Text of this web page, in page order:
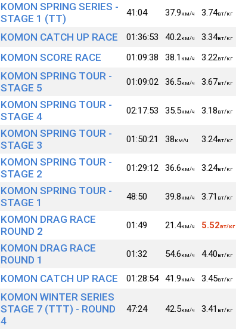
KOMON SPRING SERIES -
STAGE 1 (TT)
41:04 37.9км/ч 3.74вт/кг
KOMON CATCH UP RACE 01:36:53 40.2км/ч 3.34вт/кг
KOMON SCORE RACE 01:09:38 38.1 км/ч 3.22вт/кг
KOMON SPRING TOUR -
STAGE 5
01:09:02 36.5км/ч 3.67вт/кг
KOMON SPRING TOUR -
STAGE 4
02:17:53 35.5км/ч 3.18вт/кг
KOMON SPRING TOUR -
STAGE 3
01:50:21 38км/ч 3.24вт/кг
KOMON SPRING TOUR -
STAGE 2
01:29:12 36.6км/ч 3.24вт/кг
KOMON SPRING TOUR -
STAGE 1
48:50 39.8км/ч 3.71 вт/кг
KOMON DRAG RACE
ROUND 2
01:49 21.4км/ч 5.52вт/кг
KOMON DRAG RACE
ROUND 1
01:32 54.6км/ч 4.40вт/кг
KOMON CATCH UP RACE 01:28:54 41.9км/ч 3.45вт/кг
KOMON WINTER SERIES
STAGE 7 (TTT) - ROUND
4
47:24 42.5км/ч 3.41 вт/кг